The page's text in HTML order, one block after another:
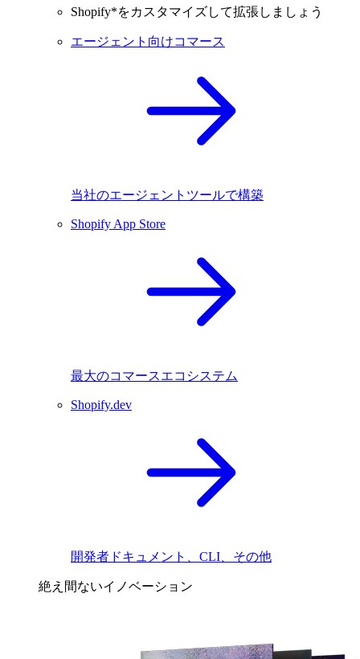
Shopify*をカスタマイズして拡張しましょう
エージェント向けコマース
当社のエージェントツールで構築
Shopify App Store
最大のコマースエコシステム
Shopify.dev
開発者ドキュメント、CLI、その他
絶え間ないイノベーション